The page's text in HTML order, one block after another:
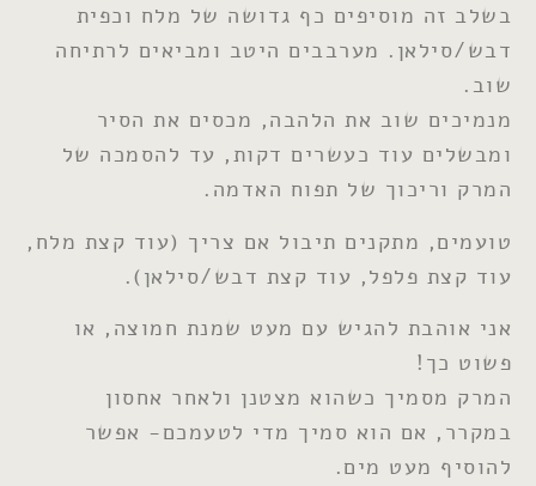
בשלב זה מוסיפים כף גדושה של מלח וכפית
דבש/סילאן. מערבבים היטב ומביאים לרתיחה
שוב.
מנמיכים שוב את הלהבה, מכסים את הסיר
ומבשלים עוד כעשרים דקות, עד להסמכה של
המרק וריכוך של תפוח האדמה.
טועמים, מתקנים תיבול אם צריך (עוד קצת מלח,
עוד קצת פלפל, עוד קצת דבש/סילאן).
אני אוהבת להגיש עם מעט שמנת חמוצה, או
פשוט כך!
המרק מסמיך כשהוא מצטנן ולאחר אחסון
במקרר, אם הוא סמיך מדי לטעמכם- אפשר
להוסיף מעט מים.